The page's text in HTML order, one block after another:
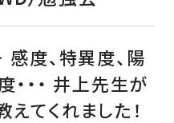
度、特異度、陽
・・・ 井上先⽣が
てくれました！